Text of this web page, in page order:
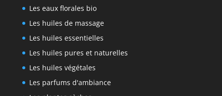
Les eaux florales bio
Les huiles de massage
Les huiles essentielles
Les huiles pures et naturelles
Les huiles végétales
Les parfums d'ambiance